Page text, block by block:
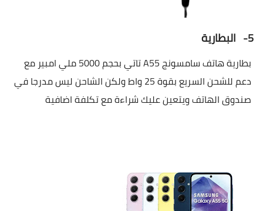
5- البطارية
بطارية هاتف سامسونجA55
تاتي بحجم 5000 ملي امبير مع
دعم للشحن السريع بقوة 25 واط ولكن الشاحن ليس مدرجا في
صندوق الهاتف ويتعين عليك شراءة مع تكلفة اضافية